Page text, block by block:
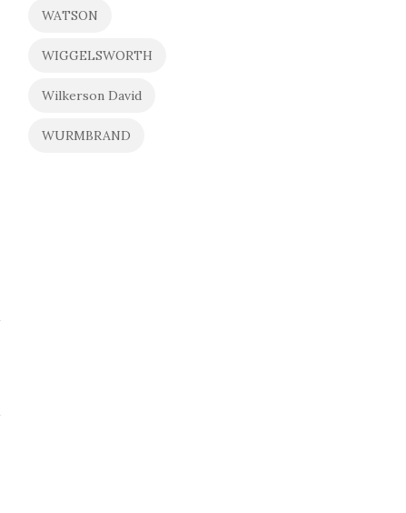
WATSON
WIGGELSWORTH
Wilkerson David
WURMBRAND